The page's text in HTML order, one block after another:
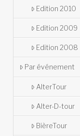
Edition 2010
Edition 2009
Edition 2008
Par événement
AlterTour
Alter-D-tour
BièreTour